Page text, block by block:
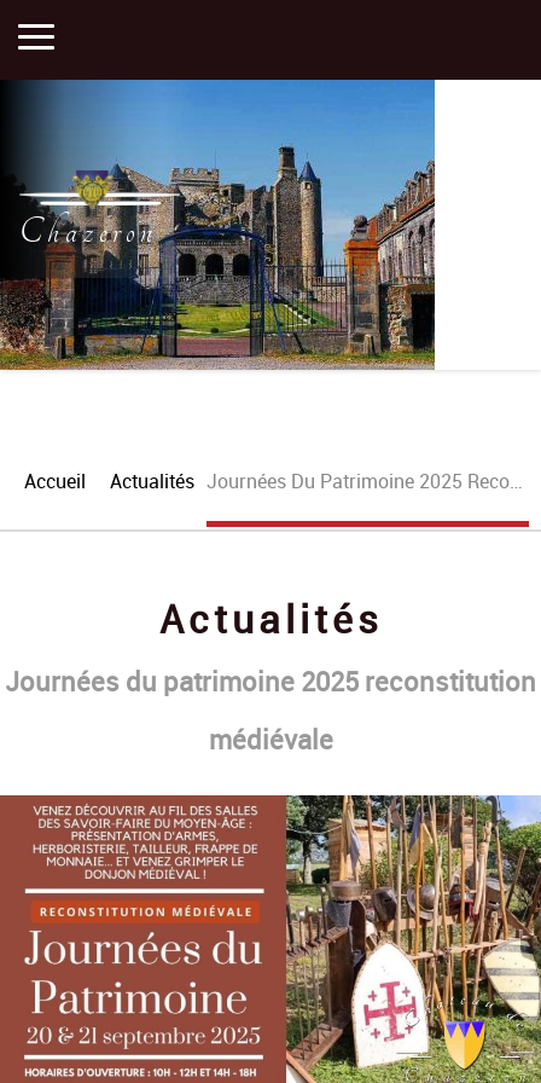
Activités
Histoire
Actualités
Portfolios
Chazeron
Accueil Actualités Journées Du Patrimoine 2025 Reconstitution Médiévale
Actualités
Journées du patrimoine 2025 reconstitution
médiévale